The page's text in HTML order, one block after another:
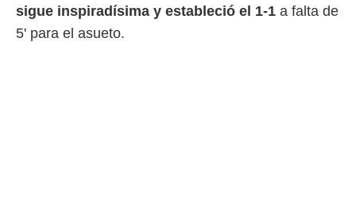
sigue inspiradísima y estableció el 1-1 a falta de
5' para el asueto.